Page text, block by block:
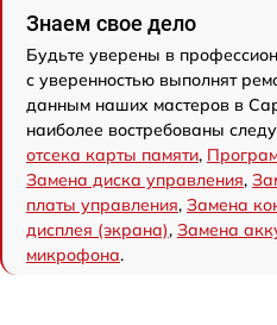
Знаем свое дело
Будьте уверены в
с уверенностью выполнят
данным наших мастеров в
наиболее востребованы
отсека карты памяти,
Замена диска управления,
платы управления, Замена
дисплея (экрана), Замена
микрофона.